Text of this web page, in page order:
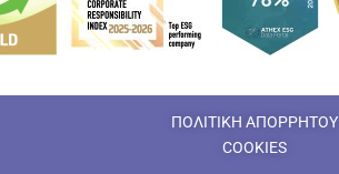
ΠΟΛΙΤΙΚΗ ΑΠΟΡΡΗΤΟΥ
COOKIES